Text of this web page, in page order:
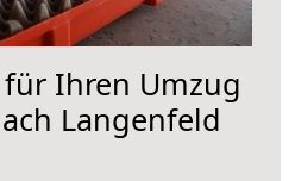
für Ihren Umzug
Langenfeld